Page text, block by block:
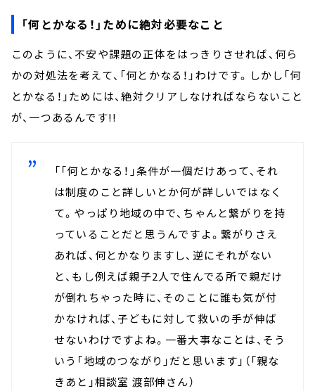
「何とかなる！」ために絶対必要なこと
このように、不安や課題の正体をはっきりさせれば、何ら
かの対処法を考えて、「何とかなる！」わけです。しかし「何
とかなる！」ためには、絶対クリアしなければならないこと
が、一つあるんです!!
「「何とかなる！」条件が一個だけあって、それ
は制度のこと詳しいとか何が詳しいではなく
て。やっぱり地域の中で、ちゃんと繋がりを持
っていることだと思うんですよ。繋がりさえ
あれば、何とかなりますし、逆にそれがない
と、もし例えば親子2人で住んでる所で親だけ
が倒れちゃった時に、そのことに誰も気が付
かなければ、子どもに対して救いの手が伸ば
せないわけですよね。一番大事なことは、そう
いう「地域のつながり」だと思います」（「親な
きあと」相談室 渡部伸さん）